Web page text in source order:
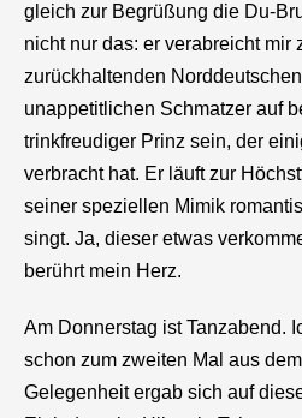
gleich zur Begrüßung die Du-
nicht nur das: er verabreicht mir
zurückhaltenden
unappetitlichen Schmatzer auf
trinkfreudiger Prinz sein, der
verbracht hat. Er läuft zur
seiner speziellen Mimik
singt. Ja, dieser etwas
berührt mein Herz.
Am Donnerstag ist Tanzabend.
schon zum zweiten Mal aus
Gelegenheit ergab sich auf